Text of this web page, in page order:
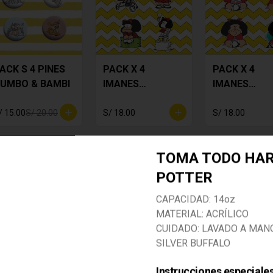
S 4 PINES
& BAMBI
15.00S/ 20.00
PACK X 4
IMANES
S/ 18.00
PACK X 4
IMANES
S/ 18.00
TOMA TODO
POTTER
CAPACIDAD: 14oz
MATERIAL: ACRÍLICO
CUIDADO: LAVADO A
SILVER BUFFALO